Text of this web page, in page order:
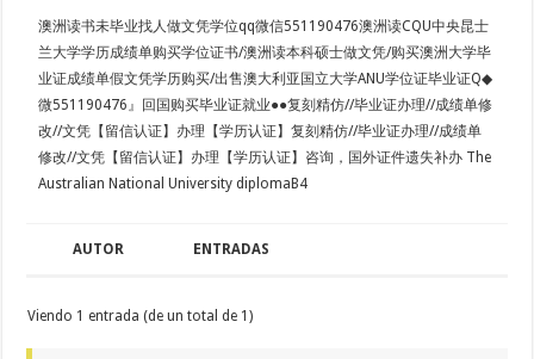
澳洲读书未毕业找人做文凭学位qq微信551190476澳洲读CQU中央昆士
兰大学学历成绩单购买学位证书/澳洲读本科硕士做文凭/购买澳洲大学毕
业证成绩单假文凭学历购买/出售澳大利亚国立大学ANU学位证毕业证Q◆
微551190476』回国购买毕业证就业●●复刻精仿//毕业证办理//成绩单修
改//文凭【留信认证】办理【学历认证】复刻精仿//毕业证办理//成绩单
修改//文凭【留信认证】办理【学历认证】咨询，国外证件遗失补办 The
Australian National University diplomaB4
AUTOR ENTRADAS
Viendo 1 entrada (de un total de 1)